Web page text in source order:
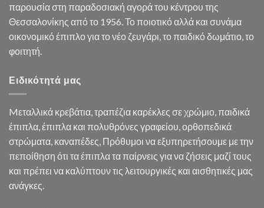
παρουσία στη παραδοσιακή αγορά του κέντρου της
Θεσσαλονίκης από το 1956. Το ποιοτικό αλλά και συνάμα
οικονομικό έπιπλο για το νέο ζευγάρι, το παιδικό δωμάτιο, το
φοιτητή.
Ειδικότητά μας
Mεταλλικά κρεβάτια, τραπέζια καρέκλες σε χρώμιο, παιδικά
έπιπλα, έπιπλα και πολυθρόνες γραφείου, ορθοπεδικά
στρώματα, καναπέδες, Πρόθυμοι να εξυπηρετήσουμε με την
πεποίθηση ότι τα έπιπλα τα παίρνεις για να ζήσεις μαζί τους
και πρέπει να καλύπτουν τις λειτουργικές και αισθητικές μας
ανάγκες.